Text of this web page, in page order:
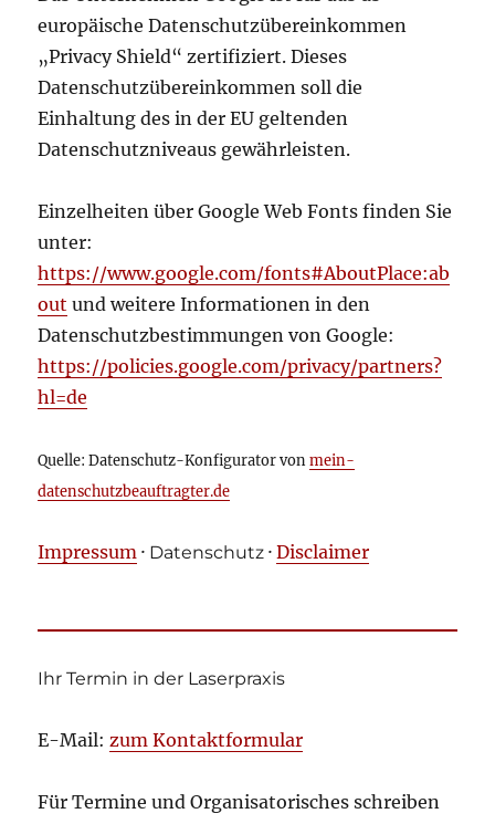
europäische Datenschutzübereinkommen
„Privacy Shield“ zertifiziert. Dieses
Datenschutzübereinkommen soll die
Einhaltung des in der EU geltenden
Datenschutzniveaus gewährleisten.
Einzelheiten über Google Web Fonts finden Sie
unter:
https://www.google.com/fonts#AboutPlace:ab
out und weitere Informationen in den
Datenschutzbestimmungen von Google:
https://policies.google.com/privacy/partners?
hl=de
Quelle: Datenschutz-Konfigurator vonmein-
datenschutzbeauftragter.de
Impressum · Datenschutz·Disclaimer
Ihr Termin in der Laserpraxis
E-Mail: zum Kontaktformular
Für Termine und Organisatorisches schreiben